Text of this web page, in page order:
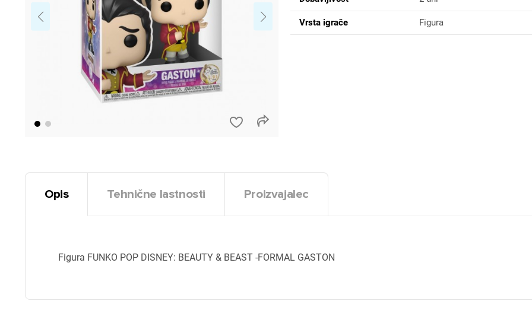
Vrsta igrače Figura
Opis Tehnične lastnosti Proizvajalec
Figura FUNKO POP DISNEY: BEAUTY & BEAST -FORMAL GASTON